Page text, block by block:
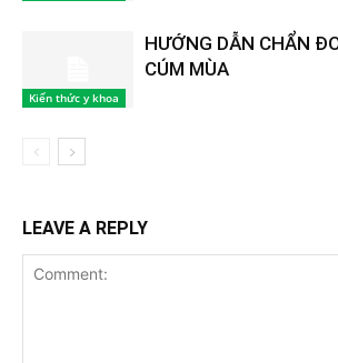
Kiến thức y khoa
HƯỚNG DẪN CHẨN
CÚM MÙA
LEAVE A REPLY